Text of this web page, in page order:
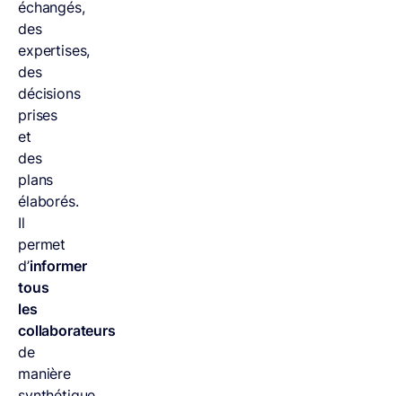
échangés,
des
expertises,
des
décisions
prises
et
des
plans
élaborés.
Il
permet
d’informer
tous
les
collaborateurs
de
manière